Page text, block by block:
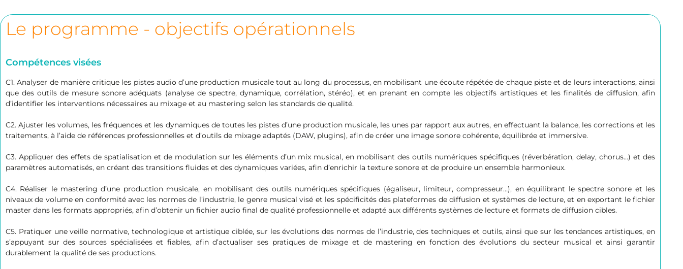
Le programme - objectifs opérationnels
Compétences visées
C1. Analyser de manière critique les pistes audio d’une production musicale tout au long du processus, en mobilisant une écoute répétée de chaque piste et de leurs interactions, ainsi
que des outils de mesure sonore adéquats (analyse de spectre, dynamique, corrélation, stéréo), et en prenant en compte les objectifs artistiques et les finalités de diffusion, afin
d’identifier les interventions nécessaires au mixage et au mastering selon les standards de qualité.
C2. Ajuster les volumes, les fréquences et les dynamiques de toutes les pistes d’une production musicale, les unes par rapport aux autres, en effectuant la balance, les corrections et les
traitements, à l’aide de références professionnelles et d’outils de mixage adaptés (DAW, plugins), afin de créer une image sonore cohérente, équilibrée et immersive.
C3. Appliquer des effets de spatialisation et de modulation sur les éléments d’un mix musical, en mobilisant des outils numériques spécifiques (réverbération, delay, chorus…) et des
paramètres automatisés, en créant des transitions fluides et des dynamiques variées, afin d’enrichir la texture sonore et de produire un ensemble harmonieux.
C4. Réaliser le mastering d’une production musicale, en mobilisant des outils numériques spécifiques (égaliseur, limiteur, compresseur…), en équilibrant le spectre sonore et les
niveaux de volume en conformité avec les normes de l’industrie, le genre musical visé et les spécificités des plateformes de diffusion et systèmes de lecture, et en exportant le fichier
master dans les formats appropriés, afin d’obtenir un fichier audio final de qualité professionnelle et adapté aux différents systèmes de lecture et formats de diffusion cibles.
C5. Pratiquer une veille normative, technologique et artistique ciblée, sur les évolutions des normes de l’industrie, des techniques et outils, ainsi que sur les tendances artistiques, en
s’appuyant sur des sources spécialisées et fiables, afin d’actualiser ses pratiques de mixage et de mastering en fonction des évolutions du secteur musical et ainsi garantir
durablement la qualité de ses productions.